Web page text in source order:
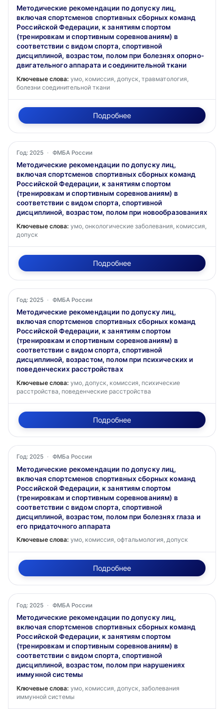
Методические рекомендации по допуску лиц,
включая спортсменов спортивных сборных команд
Российской Федерации, к занятиям спортом
(тренировкам и спортивным соревнованиям) в
соответствии с видом спорта, спортивной
дисциплиной, возрастом, полом при болезнях опорно-
двигательного аппарата и соединительной ткани
Ключевые слова: умо, комиссия, допуск, травматология,
болезни соединительной ткани
Подробнее
Год: 2025 · ФМБА России
Методические рекомендации по допуску лиц,
включая спортсменов спортивных сборных команд
Российской Федерации, к занятиям спортом
(тренировкам и спортивным соревнованиям) в
соответствии с видом спорта, спортивной
дисциплиной, возрастом, полом при новообразованиях
Ключевые слова: умо, онкологические заболевания, комиссия,
допуск
Подробнее
Год: 2025 · ФМБА России
Методические рекомендации по допуску лиц,
включая спортсменов спортивных сборных команд
Российской Федерации, к занятиям спортом
(тренировкам и спортивным соревнованиям) в
соответствии с видом спорта, спортивной
дисциплиной, возрастом, полом при психических и
поведенческих расстройствах
Ключевые слова: умо, допуск, комиссия, психические
расстройства, поведенческие расстройства
Подробнее
Год: 2025 · ФМБа России
Методические рекомендации по допуску лиц,
включая спортсменов спортивных сборных команд
Российской Федерации, к занятиям спортом
(тренировкам и спортивным соревнованиям) в
соответствии с видом спорта, спортивной
дисциплиной, возрастом, полом при болезнях глаза и
его придаточного аппарата
Ключевые слова: умо, комиссия, офтальмология, допуск
Подробнее
Год: 2025 · ФМБА России
Методические рекомендации по допуску лиц,
включая спортсменов спортивных сборных команд
Российской Федерации, к занятиям спортом
(тренировкам и спортивным соревнованиям) в
соответствии с видом спорта, спортивной
дисциплиной, возрастом, полом при нарушениях
иммунной системы
Ключевые слова: умо, комиссия, допуск, заболевания
иммунной системы